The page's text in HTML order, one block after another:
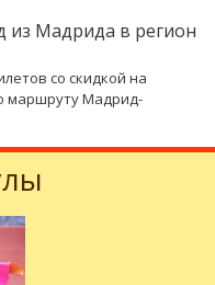
из Мадрида в регион
со скидкой на
маршруту Мадрид-